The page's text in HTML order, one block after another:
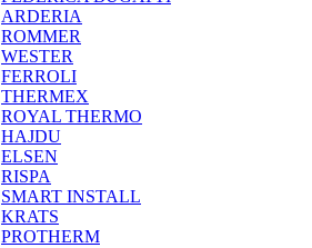
ARDERIA
ROMMER
WESTER
FERROLI
THERMEX
ROYAL THERMO
HAJDU
ELSEN
RISPA
SMART INSTALL
KRATS
PROTHERM